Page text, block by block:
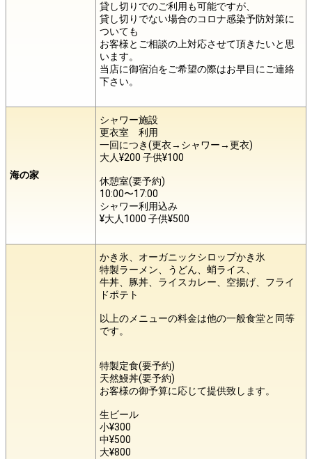
貸し切りでのご利用も可能ですが、
貸し切りでない場合のコロナ感染予防対策に
ついても
お客様とご相談の上対応させて頂きたいと思
います。
当店に御宿泊をご希望の際はお早目にご連絡
下さい。
海の家
シャワー施設
更衣室 利用
一回につき(更衣→シャワー→更衣)
大人¥200 子供¥100
休憩室(要予約)
10:00〜17:00
シャワー利用込み
¥大人1000 子供¥500
かき氷、オーガニックシロップかき氷
特製ラーメン、うどん、蛸ライス、
牛丼、豚丼、ライスカレー、空揚げ、フライ
ドポテト
以上のメニューの料金は他の一般食堂と同等
です。
特製定食(要予約)
天然鰻丼(要予約)
お客様の御予算に応じて提供致します。
生ビール
小¥300
中¥500
大¥800